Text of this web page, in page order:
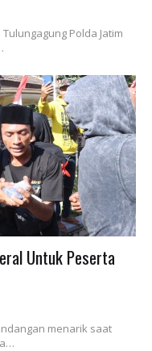
Polda Jatim
Untuk Peserta
menarik saat